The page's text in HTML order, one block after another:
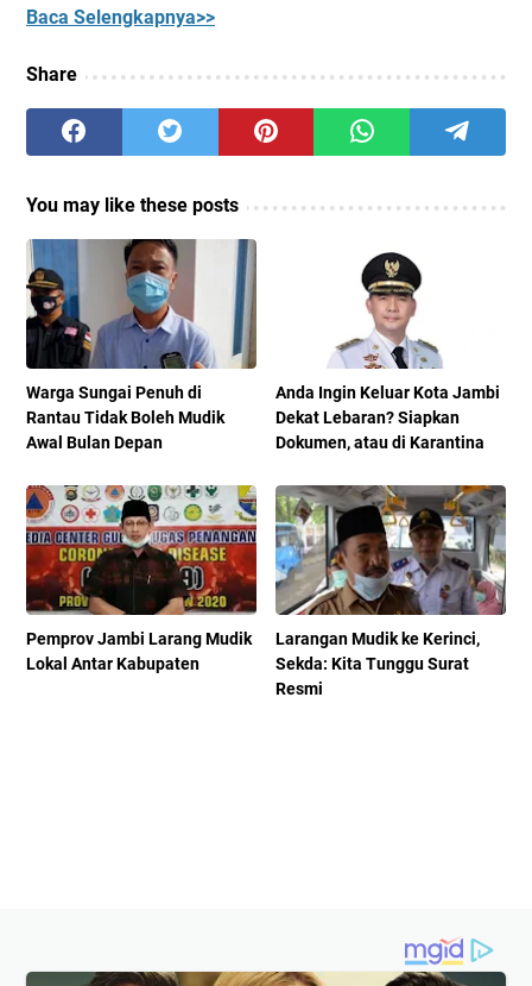
Baca Selengkapnya>>
Share
You may like these posts
Warga Sungai Penuh di
Rantau Tidak Boleh Mudik
Awal Bulan Depan
Anda Ingin Keluar Kota Jambi
Dekat Lebaran? Siapkan
Dokumen, atau di Karantina
Pemprov Jambi Larang Mudik
Lokal Antar Kabupaten
Larangan Mudik ke Kerinci,
Sekda: Kita Tunggu Surat
Resmi